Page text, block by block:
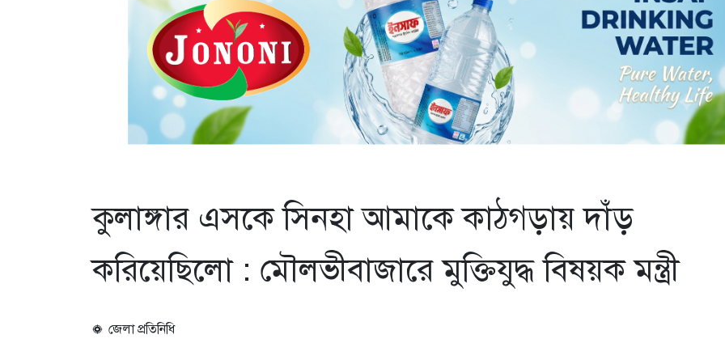
কুলাঙ্গার এসকে সিনহা আমাকে কাঠগড়ায় দাঁড়
করিয়েছিলো : মৌলভীবাজারে মুক্তিযুদ্ধ বিষয়ক মন্ত্রী
জেলা প্রতিনিধি